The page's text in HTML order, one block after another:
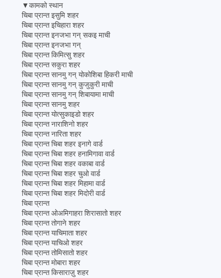
▼कामको स्थान
चिबा प्रान्त इसुमि शहर
चिबा प्रान्त इचिहारा शहर
चिबा प्रान्त इनजभा गन् सकइ माची
चिबा प्रान्त इनजभा गन्
चिबा प्रान्त किमित्सु शहर
चिबा प्रान्त सकुरा शहर
चिबा प्रान्त सानमु गन् योकोशिबा हिकरी माची
चिबा प्रान्त सानमु गन् कुजुकुरी माची
चिबा प्रान्त सानमु गन् शिबायामा माची
चिबा प्रान्त सानमु शहर
चिबा प्रान्त योत्सुकाइडो शहर
चिबा प्रान्त नाराशिनो शहर
चिबा प्रान्त नारिता शहर
चिबा प्रान्त चिबा शहर इनागे वार्ड
चिबा प्रान्त चिबा शहर हनामिगावा वार्ड
चिबा प्रान्त चिबा शहर वकाबा वार्ड
चिबा प्रान्त चिबा शहर चुओ वार्ड
चिबा प्रान्त चिबा शहर मिहामा वार्ड
चिबा प्रान्त चिबा शहर मिदोरी वार्ड
चिबा प्रान्त
चिबा प्रान्त ओअमिगाहरा शिरासातो शहर
चिबा प्रान्त तोगाने शहर
चिबा प्रान्त याचिमाता शहर
चिबा प्रान्त याचिओ शहर
चिबा प्रान्त तोमिसातो शहर
चिबा प्रान्त मोबारा शहर
चिबा प्रान्त किसाराज़ु शहर